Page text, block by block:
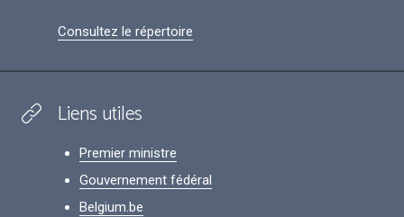
Consultez le répertoire
Liens utiles
Premier ministre
Gouvernement fédéral
Belgium.be